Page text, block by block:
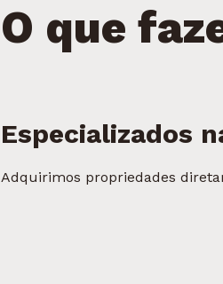
O que
Especializados
Adquirimos propriedades